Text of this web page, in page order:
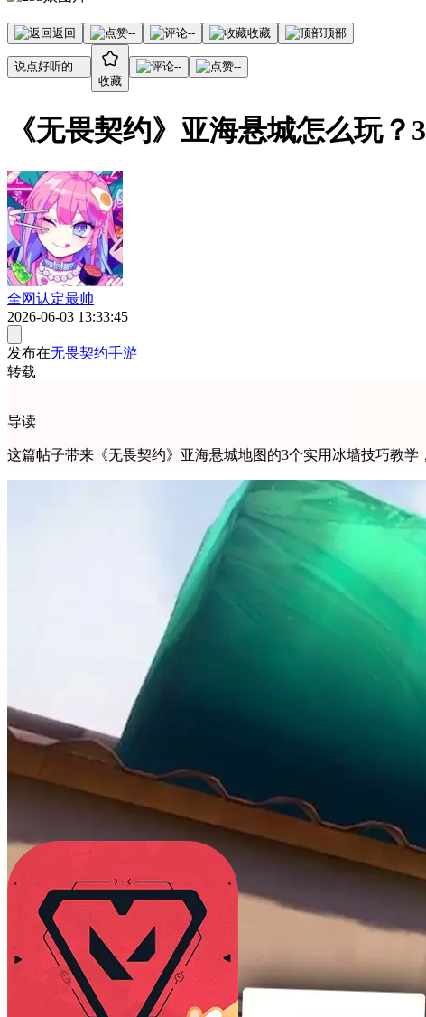
返回 -- -- 收藏 顶部
说点好听的...
收藏
-- --
《无畏契约》亚海悬城怎么玩
全网认定最帅
2026-06-03 13:33:45
发布在无畏契约手游
转载
导读
这篇帖子带来《无畏契约》亚海悬城地图的3个实用冰墙技巧教